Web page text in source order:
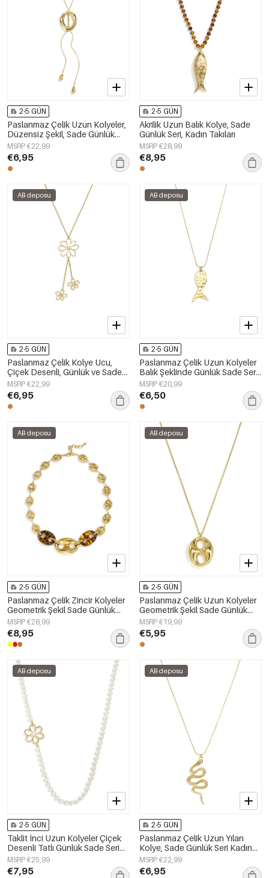
2-5 GÜN
Paslanmaz Çelik Uzun Kolyeler,
Düzensiz Şekil, Sade Günlük
Seri, Kadın Takıları
MSRP €22,99
€6,95
2-5 GÜN
Akrilik Uzun Balık Kolye, Sade
Günlük Seri, Kadın Takıları
MSRP €28,99
€8,95
AB deposu
2-5 GÜN
Paslanmaz Çelik Kolye Ucu,
Çiçek Desenli, Günlük ve Sade
Seri, Kadın Takıları
MSRP €22,99
€6,95
AB deposu
2-5 GÜN
Paslanmaz Çelik Uzun Kolyeler
Balık Şeklinde Günlük Sade Seri
Kadın Takıları
MSRP €20,99
€6,50
AB deposu
2-5 GÜN
Paslanmaz Çelik Zincir Kolyeler
Geometrik Şekil Sade Günlük
Seri Kadın Takıları
MSRP €28,99
€8,95
AB deposu
2-5 GÜN
Paslanmaz Çelik Uzun Kolyeler
Geometrik Şekil Sade Günlük
Seri Kadın Takıları
MSRP €19,99
€5,95
AB deposu
2-5 GÜN
Taklit İnci Uzun Kolyeler Çiçek
Desenli Tatlı Günlük Sade Seri
Kadın Takıları
MSRP €25,99
€7,95
AB deposu
2-5 GÜN
Paslanmaz Çelik Uzun Yılan
Kolye, Sade Günlük Seri Kadın
Takıları
MSRP €22,99
€6,95